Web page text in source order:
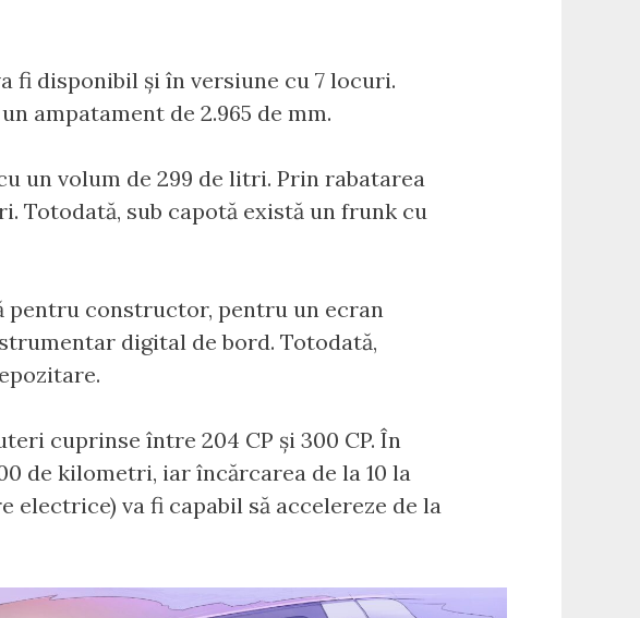
fi disponibil și în versiune cu 7 locuri.
ampatament de 2.965 de mm.
un volum de 299 de litri. Prin rabatarea
Totodată, sub capotă există un frunk cu
pentru constructor, pentru un ecran
digital de bord. Totodată,
cuprinse între 204 CP și 300 CP. În
de kilometri, iar încărcarea de la 10 la
electrice) va fi capabil să accelereze de la